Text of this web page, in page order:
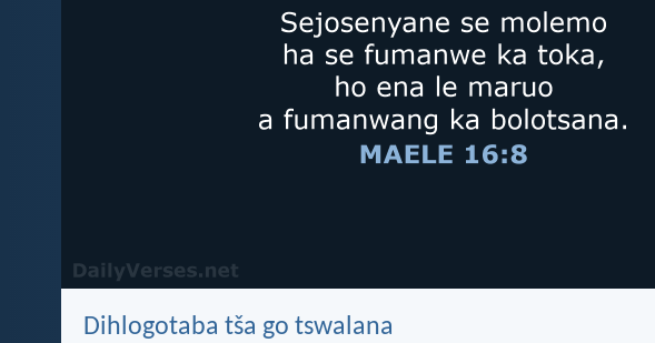
Dihlogotaba tša go tswalana